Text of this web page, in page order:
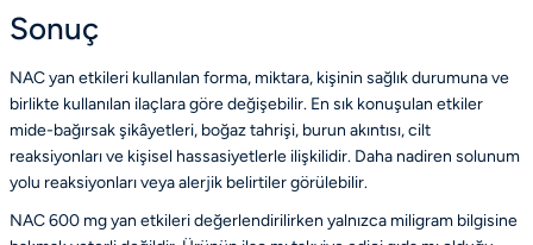
Sonuç
NAC yan etkileri kullanılan forma, miktara, kişinin sağlık durumuna ve
birlikte kullanılan ilaçlara göre değişebilir. En sık konuşulan etkiler
mide-bağırsak şikâyetleri, boğaz tahrişi, burun akıntısı, cilt
reaksiyonları ve kişisel hassasiyetlerle ilişkilidir. Daha nadiren solunum
yolu reaksiyonları veya alerjik belirtiler görülebilir.
NAC 600 mg yan etkileri değerlendirilirken yalnızca miligram bilgisine